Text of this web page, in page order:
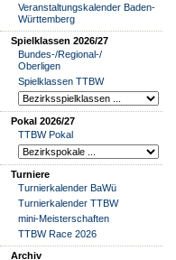
Veranstaltungskalender Baden-
Württemberg
Spielklassen 2026/27
Bundes-/Regional-/
Oberligen
Spielklassen TTBW
Pokal 2026/27
TTBW Pokal
Turniere
Turnierkalender BaWü
Turnierkalender TTBW
mini-Meisterschaften
TTBW Race 2026
Archiv